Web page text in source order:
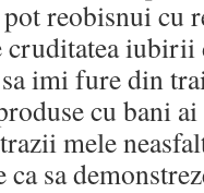
reobisnui cu
cruditatea
imi fure din
cu bani
mele
sa